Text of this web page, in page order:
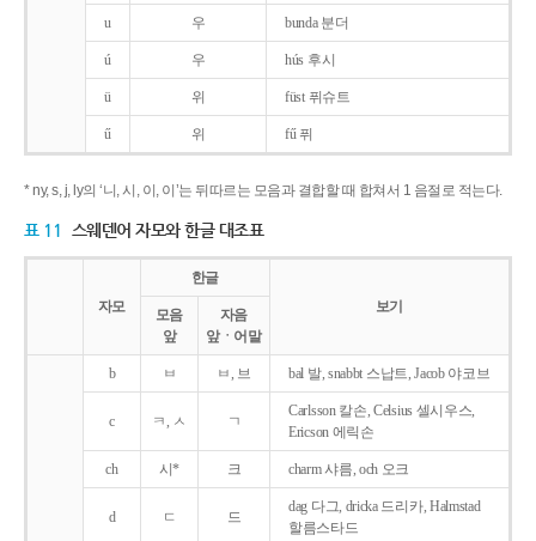
u 우 bunda 분더
ú 우 hús 후시
ü 위 füst 퓌슈트
ű 위 fű 퓌
* ny, s, j, ly의 ‘니, 시, 이, 이’는 뒤따르는 모음과 결합할 때 합쳐서 1 음절로 적는다.
표 11 스웨덴어 자모와 한글 대조표
자모
한글
보기
모음
앞
자음
앞ㆍ어말
b ㅂ ㅂ, 브 bal 발, snabbt 스납트, Jacob 야코브
c ㅋ, ㅅ ㄱ
Carlsson 칼손, Celsius 셀시우스,
Ericson 에릭손
ch 시* 크 charm 샤름, och 오크
d ㄷ 드
dag 다그, dricka 드리카, Halmstad
할름스타드